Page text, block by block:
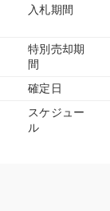
入札期間
特別売却期
間
確定日
スケジュー
ル